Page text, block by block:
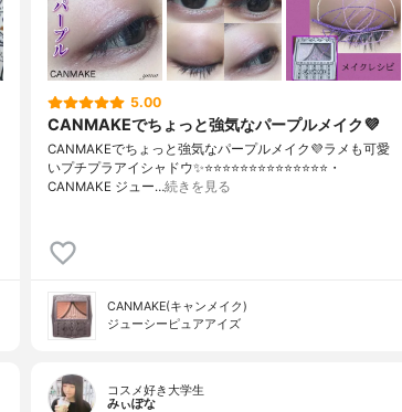
5.00
CANMAKEでちょっと強気なパープルメイク💜
CANMAKEでちょっと強気なパープルメイク💜ラメも可愛
いプチプラアイシャドウ✨⭐️⭐️⭐️⭐️⭐️⭐️⭐️⭐️⭐️⭐️⭐️⭐️⭐️⭐️・
CANMAKE ジュー…続きを見る
CANMAKE(キャンメイク)
ジューシーピュアアイズ
コスメ好き大学生
みぃぽな